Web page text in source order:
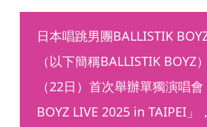
日本唱跳男團BALLISTIK
（以下簡稱BALLISTIK BOYZ
（22日）首次舉辦單獨演唱
BOYZ LIVE 2025 in TAIPEI」